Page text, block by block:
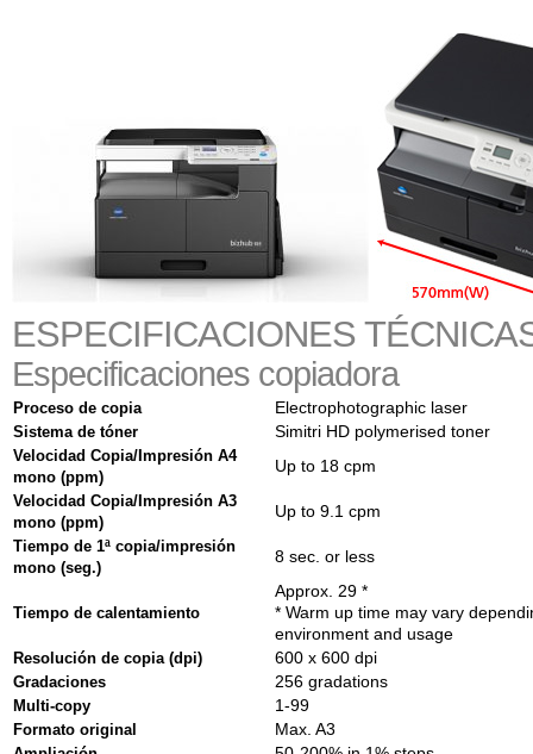
ESPECIFICACIONES
Especificaciones copiadora
Proceso de copia
Electrophotographic laser
Sistema de tóner
Simitri HD polymerised toner
Velocidad Copia/Impresión A4
mono (ppm)
Up to 18 cpm
Velocidad Copia/Impresión A3
mono (ppm)
Up to 9.1 cpm
Tiempo de 1ª copia/impresión
mono (seg.)
8 sec. or less
Tiempo de calentamiento
Approx. 29 *
* Warm up time may vary
environment and usage
Resolución de copia (dpi)
600 x 600 dpi
Gradaciones
256 gradations
Multi-copy
1-99
Formato original
Max. A3